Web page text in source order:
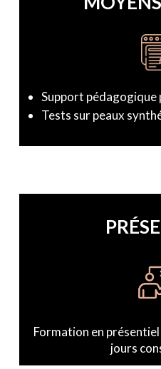
Support pédagogique
Tests sur peaux
Formation en
jours